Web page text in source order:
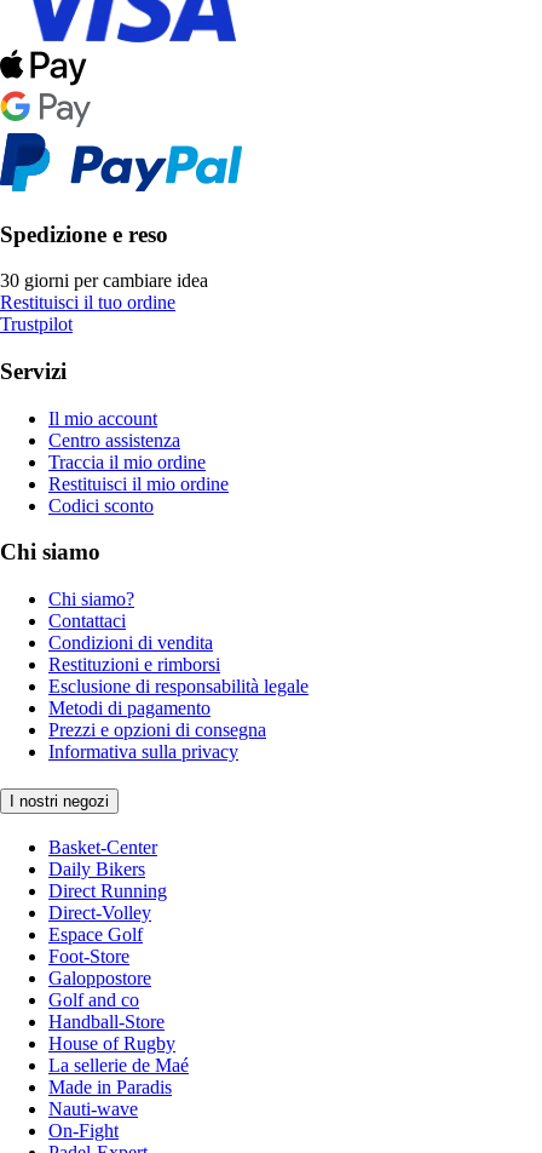
Spedizione e reso
30 giorni per cambiare idea
Restituisci il tuo ordine
Trustpilot
Servizi
Il mio account
Centro assistenza
Traccia il mio ordine
Restituisci il mio ordine
Codici sconto
Chi siamo
Chi siamo?
Contattaci
Condizioni di vendita
Restituzioni e rimborsi
Esclusione di responsabilità legale
Metodi di pagamento
Prezzi e opzioni di consegna
Informativa sulla privacy
I nostri negozi
Basket-Center
Daily Bikers
Direct Running
Direct-Volley
Espace Golf
Foot-Store
Galoppostore
Golf and co
Handball-Store
House of Rugby
La sellerie de Maé
Made in Paradis
Nauti-wave
On-Fight